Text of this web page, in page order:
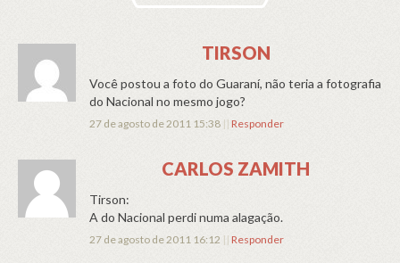
TIRSON
Você postou a foto do Guaraní, não teria a fotografia
do Nacional no mesmo jogo?
27 de agosto de 2011 15:38 || Responder
CARLOS ZAMITH
Tirson:
A do Nacional perdi numa alagação.
27 de agosto de 2011 16:12 || Responder